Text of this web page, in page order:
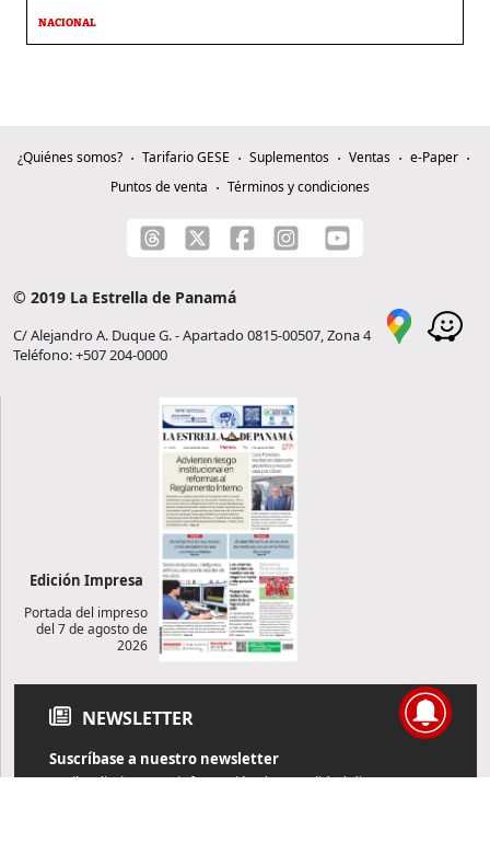
NACIONAL
¿Quiénes somos? Tarifario GESE Suplementos Ventas
e-Paper
Puntos de venta
Términos y condiciones
© 2019 La Estrella de Panamá
C/ Alejandro A. Duque G. - Apartado 0815-00507, Zona 4
Teléfono: +507 204-0000
Edición Impresa
Portada del impreso
del 7 de agosto de
2026
NEWSLETTER
Suscríbase a nuestro newsletter
Reciba diariamente información de actualidad directamente en